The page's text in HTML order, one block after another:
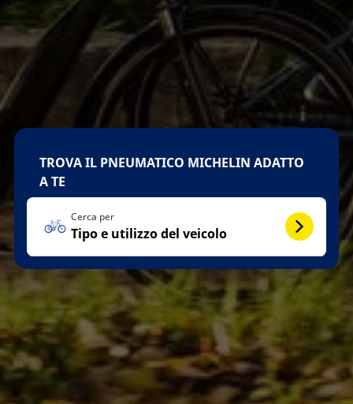
TROVA IL PNEUMATICO MICHELIN ADATTO
A TE
Cerca per
Tipo e utilizzo del veicolo